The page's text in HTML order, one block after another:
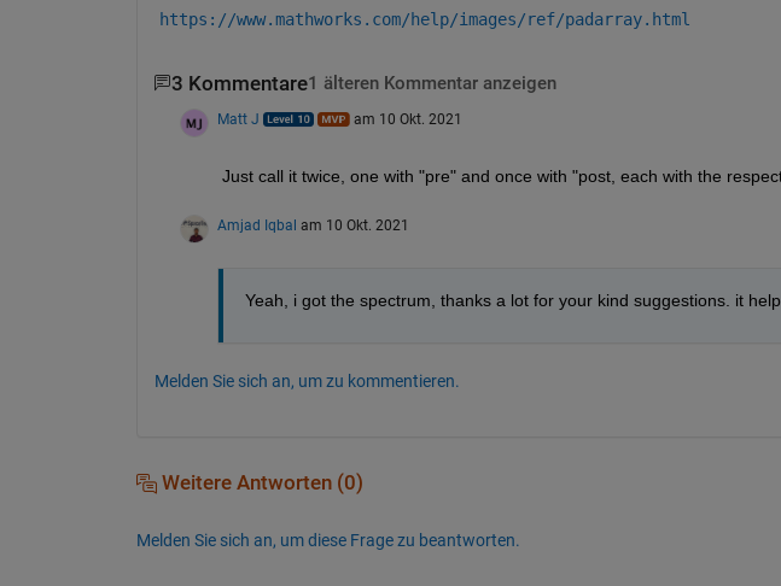
https://www.mathworks.com/help/images/ref/padarray.html
3 Kommentare1 älteren Kommentar anzeigen
Matt J am 10 Okt. 2021
Just call it twice, one with "pre" and once with "post, each with the
Amjad Iqbal am 10 Okt. 2021
Yeah, i got the spectrum, thanks a lot for your kind suggestions. it
Melden Sie sich an, um zu kommentieren.
Weitere Antworten (0)
Melden Sie sich an, um diese Frage zu beantworten.